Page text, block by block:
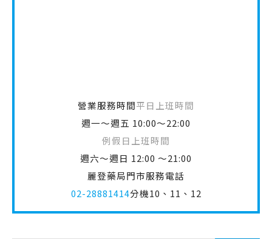
營業服務時間平日上班時間
週一～週五 10:00～22:00
例假日上班時間
週六～週日 12:00 ～21:00
麗登藥局門市服務電話
02-28881414分機10、11、12